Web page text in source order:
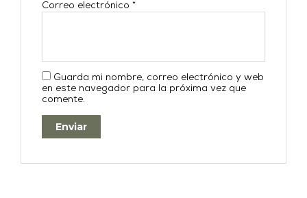
Correo electrónico*
Guarda mi nombre, correo electrónico y web
en este navegador para la próxima vez que
comente.